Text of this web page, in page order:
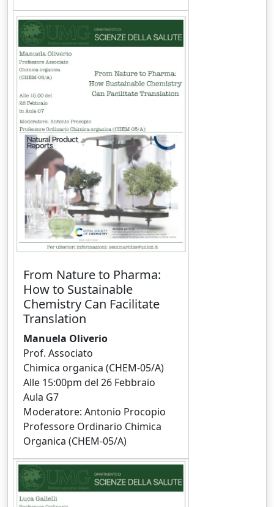
From Nature to Pharma:
How to Sustainable
Chemistry Can Facilitate
Translation
Manuela Oliverio
Prof. Associato
Chimica organica (CHEM-05/A)
Alle 15:00pm del 26 Febbraio
Aula G7
Moderatore: Antonio Procopio
Professore Ordinario Chimica
Organica (CHEM-05/A)